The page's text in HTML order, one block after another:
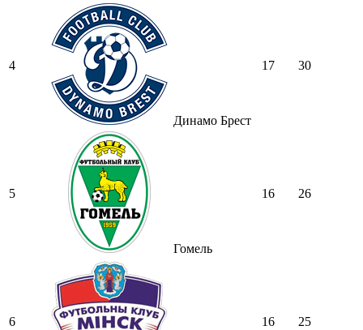
4
Динамо Брест
17 30
5
Гомель
16 26
6 16 25